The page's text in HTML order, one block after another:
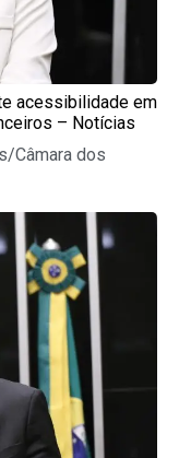
acessibilidade em
– Notícias
Câmara dos